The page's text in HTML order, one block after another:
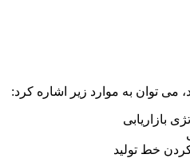
می توان به موارد زیر اشاره کرد:
بازاریابی
خط تولید